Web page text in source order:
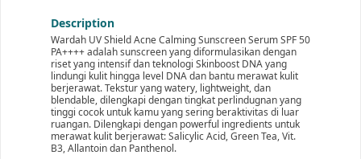
Description
Wardah UV Shield Acne Calming Sunscreen Serum SPF 50
PA++++ adalah sunscreen yang diformulasikan dengan
riset yang intensif dan teknologi Skinboost DNA yang
lindungi kulit hingga level DNA dan bantu merawat kulit
berjerawat. Tekstur yang watery, lightweight, dan
blendable, dilengkapi dengan tingkat perlindugnan yang
tinggi cocok untuk kamu yang sering beraktivitas di luar
ruangan. Dilengkapi dengan powerful ingredients untuk
merawat kulit berjerawat: Salicylic Acid, Green Tea, Vit.
B3, Allantoin dan Panthenol.